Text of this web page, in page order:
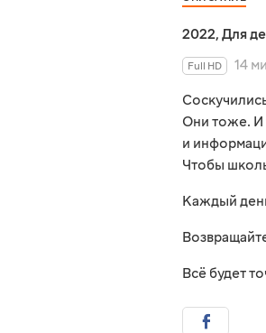
2022, Для
Full HD
14
Они тоже. И
и
Чтобы
Каждый
Всё будет